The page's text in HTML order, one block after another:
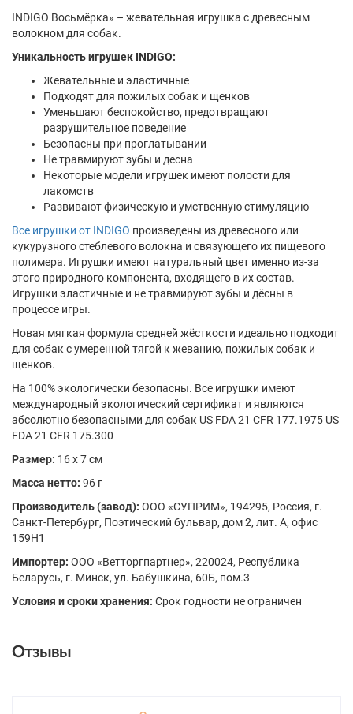
INDIGO Восьмёрка» – жевательная игрушка с древесным
волокном для собак.
Уникальность игрушек INDIGO:
Жевательные и эластичные
Подходят для пожилых собак и щенков
Уменьшают беспокойство, предотвращают
разрушительное поведение
Безопасны при проглатывании
Не травмируют зубы и десна
Некоторые модели игрушек имеют полости для
лакомств
Развивают физическую и умственную стимуляцию
Все игрушки от INDIGO произведены из древесного или
кукурузного стеблевого волокна и связующего их пищевого
полимера. Игрушки имеют натуральный цвет именно из-за
этого природного компонента, входящего в их состав.
Игрушки эластичные и не травмируют зубы и дёсны в
процессе игры.
Новая мягкая формула средней жёсткости идеально подходит
для собак с умеренной тягой к жеванию, пожилых собак и
щенков.
На 100% экологически безопасны. Все игрушки имеют
международный экологический сертификат и являются
абсолютно безопасными для собак US FDA 21 CFR 177.1975 US
FDA 21 CFR 175.300
Размер: 16 x 7 см
Масса нетто: 96 г
Производитель (завод): ООО «СУПРИМ», 194295, Россия, г.
Санкт-Петербург, Поэтический бульвар, дом 2, лит. А, офис
159H1
Импортер: ООО «Ветторгпартнер», 220024, Республика
Беларусь, г. Минск, ул. Бабушкина, 60Б, пом.3
Условия и сроки хранения: Срок годности не ограничен
Отзывы